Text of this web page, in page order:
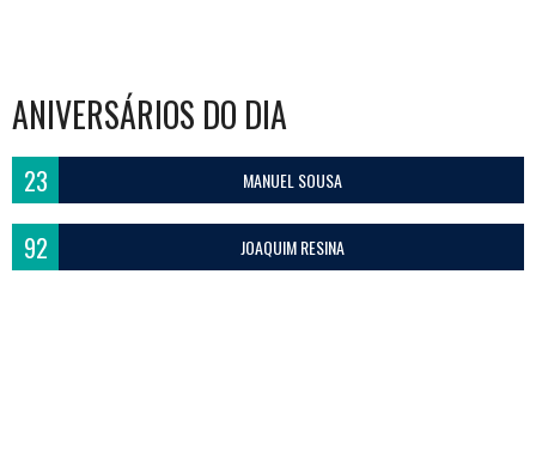
ANIVERSÁRIOS DO DIA
23 MANUEL SOUSA
92 JOAQUIM RESINA